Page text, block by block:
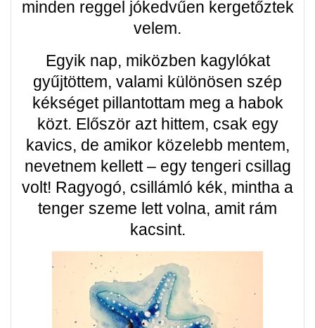
minden reggel jókedvűen kergetőztek
velem.
Egyik nap, miközben kagylókat
gyűjtöttem, valami különösen szép
kékséget pillantottam meg a habok
közt. Először azt hittem, csak egy
kavics, de amikor közelebb mentem,
nevetnem kellett – egy tengeri csillag
volt! Ragyogó, csillámló kék, mintha a
tenger szeme lett volna, amit rám
kacsint.